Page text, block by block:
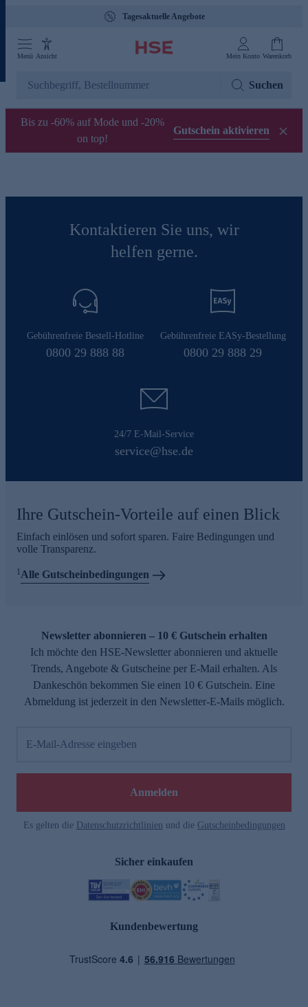
Tagesaktuelle Angebote
Menü Ansicht Mein Konto Warenkorb
Suchen
Bis zu -60% auf Mode und -20%
on top!
Gutschein aktivieren
Kontaktieren Sie uns, wir
helfen gerne.
Gebührenfreie Bestell-Hotline
0800 29 888 88
Gebührenfreie EASy-Bestellung
0800 29 888 29
24/7 E-Mail-Service
service@hse.de
Ihre Gutschein-Vorteile auf einen Blick
Einfach einlösen und sofort sparen. Faire Bedingungen und
volle Transparenz.
1Alle Gutscheinbedingungen
Newsletter abonnieren – 10 € Gutschein erhalten
Ich möchte den HSE-Newsletter abonnieren und aktuelle
Trends, Angebote & Gutscheine per E-Mail erhalten. Als
Dankeschön bekommen Sie einen 10 € Gutschein. Eine
Abmeldung ist jederzeit in den Newsletter-E-Mails möglich.
E-Mail-Adresse eingeben
Anmelden
Es gelten die Datenschutzrichtlinien und die Gutscheinbedingungen
Sicher einkaufen
Kundenbewertung